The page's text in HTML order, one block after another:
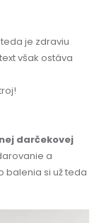
je zdraviu
však ostáva
darčekovej
a
balenia si už teda